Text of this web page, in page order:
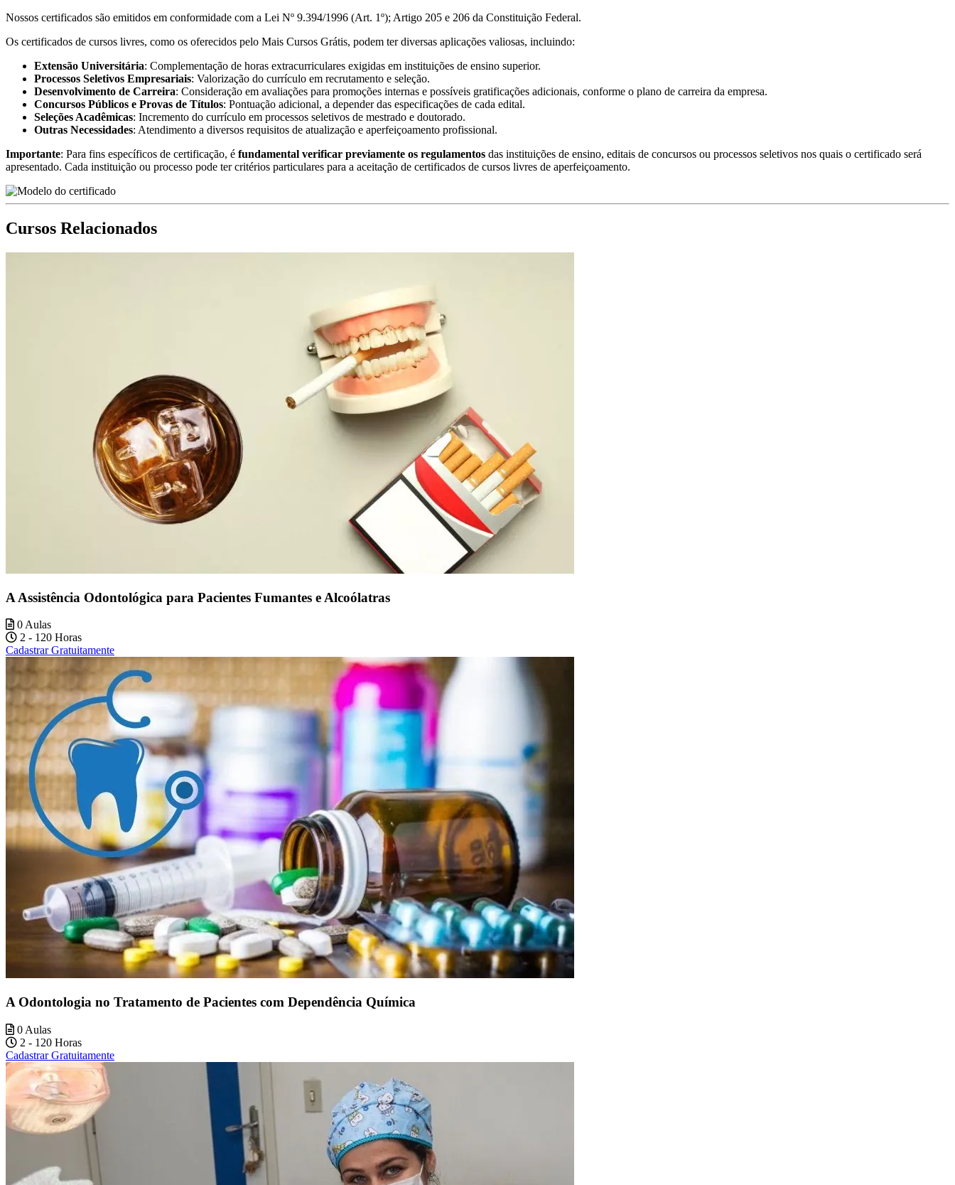
Nossos certificados são emitidos em conformidade com a Lei Nº 9.394/1996 (Art. 1º); Artigo 205 e 206 da Constituição Federal.
Os certificados de cursos livres, como os oferecidos pelo Mais Cursos Grátis, podem ter diversas aplicações valiosas, incluindo:
Extensão Universitária: Complementação de horas extracurriculares exigidas em instituições de ensino superior.
Processos Seletivos Empresariais: Valorização do currículo em recrutamento e seleção.
Desenvolvimento de Carreira: Consideração em avaliações para promoções internas e possíveis gratificações adicionais, conforme o plano de carreira da empresa.
Concursos Públicos e Provas de Títulos: Pontuação adicional, a depender das especificações de cada edital.
Seleções Acadêmicas: Incremento do currículo em processos seletivos de mestrado e doutorado.
Outras Necessidades: Atendimento a diversos requisitos de atualização e aperfeiçoamento profissional.
Importante: Para fins específicos de certificação, é fundamental verificar previamente os regulamentos das instituições de ensino, editais de concursos ou processos seletivos nos quais o certificado será
apresentado. Cada instituição ou processo pode ter critérios particulares para a aceitação de certificados de cursos livres de aperfeiçoamento.
Cursos Relacionados
A Assistência Odontológica para Pacientes Fumantes e Alcoólatras
0 Aulas
2 - 120 Horas
Cadastrar Gratuitamente
A Odontologia no Tratamento de Pacientes com Dependência Química
0 Aulas
2 - 120 Horas
Cadastrar Gratuitamente